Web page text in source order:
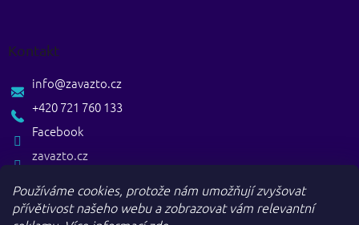
Používáme cookies, protože nám umožňují zvyšovat
přívětivost našeho webu a zobrazovat vám relevantní
Kontakt
zavazto.cz
info@zavazto.cz
+420 721 760 133
Facebook